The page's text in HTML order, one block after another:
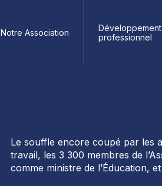
Notre Association
Développement
professionnel
Le souffle encore coupé par les
travail, les 3 300 membres de
comme ministre de l’Éducation,